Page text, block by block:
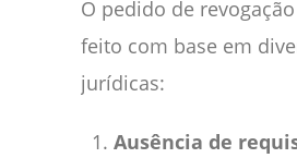
O pedido de
feito com base em
jurídicas:
Ausência de